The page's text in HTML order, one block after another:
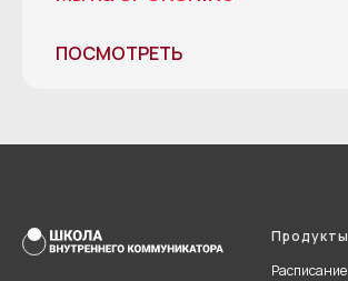
ПОСМОТРЕТЬ
Продукты
Расписание